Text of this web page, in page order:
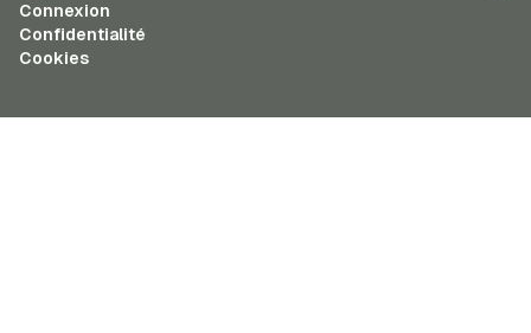
Connexion
Confidentialité
Cookies